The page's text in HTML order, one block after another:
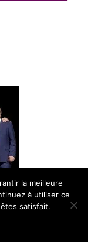
la meilleure
à utiliser ce
satisfait.